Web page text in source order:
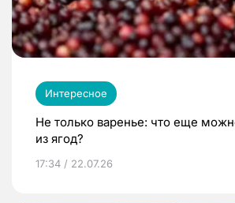
Интересное
Не только варенье: что еще
из ягод?
17:34 / 22.07.26